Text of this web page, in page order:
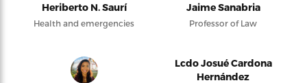
Heriberto N. Saurí
Health and emergencies
Jaime Sanabria
Professor of Law
Lcdo Josué Cardona
Hernández